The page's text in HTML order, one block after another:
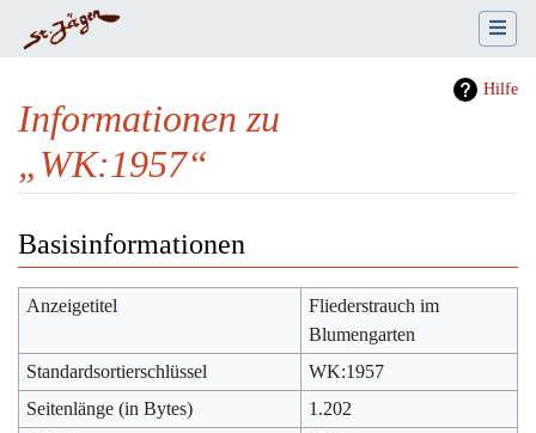
Hilfe
Informationen zu
„WK:1957“
Basisinformationen
Anzeigetitel
Fliederstrauch im
Blumengarten
Standardsortierschlüssel
WK:1957
Seitenlänge (in Bytes)
1.202